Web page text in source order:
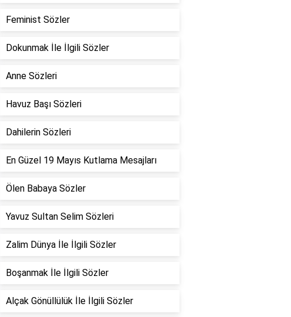
Feminist Sözler
Dokunmak İle İlgili Sözler
Anne Sözleri
Havuz Başı Sözleri
Dahilerin Sözleri
En Güzel 19 Mayıs Kutlama Mesajları
Ölen Babaya Sözler
Yavuz Sultan Selim Sözleri
Zalim Dünya İle İlgili Sözler
Boşanmak İle İlgili Sözler
Alçak Gönüllülük İle İlgili Sözler